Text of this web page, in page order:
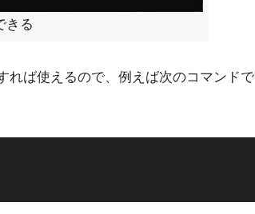
きる
れば使えるので、例えば次のコマンドで